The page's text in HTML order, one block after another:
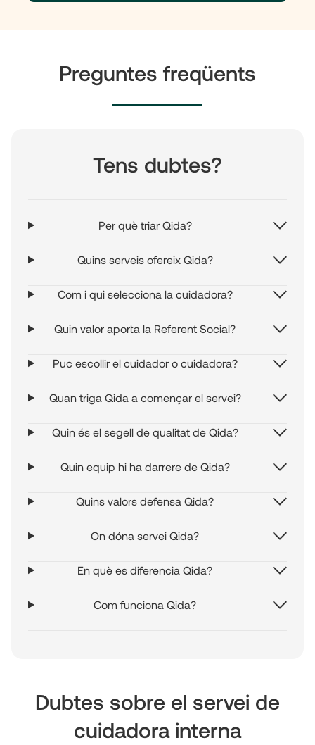
Preguntes freqüents
Tens dubtes?
Per què triar Qida?
Quins serveis ofereix Qida?
Com i qui selecciona la cuidadora?
Quin valor aporta la Referent Social?
Puc escollir el cuidador o cuidadora?
Quan triga Qida a començar el servei?
Quin és el segell de qualitat de Qida?
Quin equip hi ha darrere de Qida?
Quins valors defensa Qida?
On dóna servei Qida?
En què es diferencia Qida?
Com funciona Qida?
Dubtes sobre el servei de
cuidadora interna